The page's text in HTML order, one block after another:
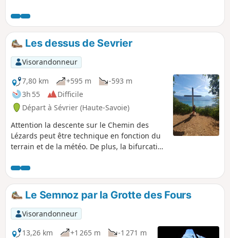
Les dessus de Sevrier
Visorandonneur
7,80 km
+595 m
-593 m
3h 55
Difficile
Départ à Sévrier (Haute-Savoie)
Attention la descente sur le Chemin des
Lézards peut être technique en fonction du
terrain et de la météo. De plus, la bifurcation
de cette Rando : fraîcheur en forêt,
randonnée sur de beaux chemins forestiers,
quelques points de vue panoramiques sur le
Lac d'Annecy
Le Semnoz par la Grotte des Fours
Visorandonneur
13,26 km
+1 265 m
-1 271 m